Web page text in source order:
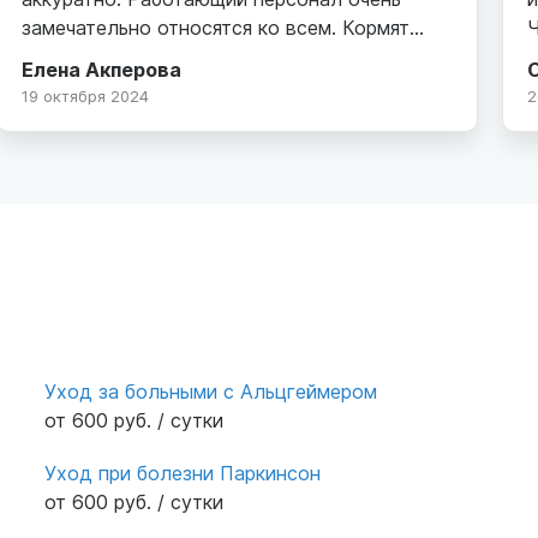
замечательно относятся ко всем. Кормят
девочкам которые работают там. Хорошо
Елена Акперова
19 октября 2024
Уход за больными с Альцгеймером
от 600 руб. / сутки
Уход при болезни Паркинсон
от 600 руб. / сутки